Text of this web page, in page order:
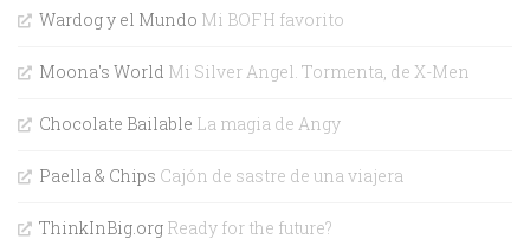
Wardog y el Mundo Mi BOFH favorito
Moona's World Mi Silver Angel. Tormenta, de X-Men
Chocolate Bailable La magia de Angy
Paella & Chips Cajón de sastre de una viajera
ThinkInBig.org Ready for the future?